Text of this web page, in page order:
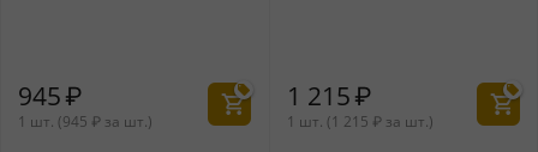
945₽
1 шт. (945 ₽ за шт.)
1 215₽
1 шт. (1 215 ₽ за шт.)